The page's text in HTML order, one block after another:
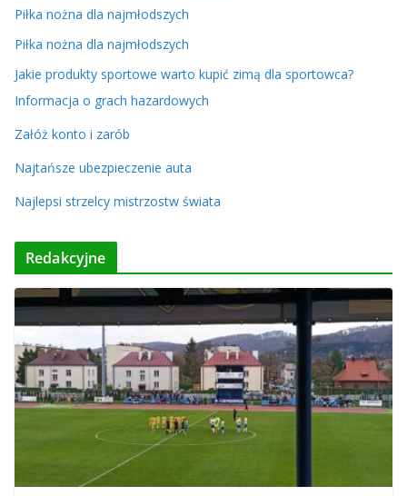
Piłka nożna dla najmłodszych
Piłka nożna dla najmłodszych
Jakie produkty sportowe warto kupić zimą dla sportowca?
Informacja o grach hazardowych
Załóż konto i zarób
Najtańsze ubezpieczenie auta
Najlepsi strzelcy mistrzostw świata
Redakcyjne